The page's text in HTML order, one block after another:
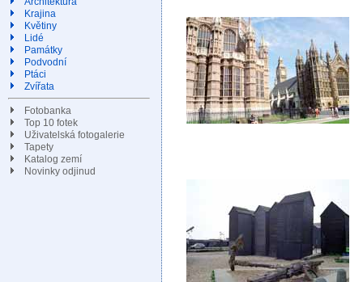
Krajina
Květiny
Lidé
Památky
Podvodní
Ptáci
Zvířata
Fotobanka
Top 10 fotek
Uživatelská fotogalerie
Tapety
Katalog zemí
Novinky odjinud